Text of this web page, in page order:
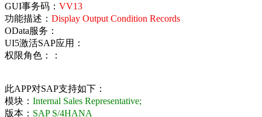
GUI事务码： VV13
功能描述： Display Output Condition Records
OData服务：
UI5激活SAP应用：
权限角色：：
此APP对SAP支持如下：
模块： Internal Sales Representative;
版本： SAP S/4HANA